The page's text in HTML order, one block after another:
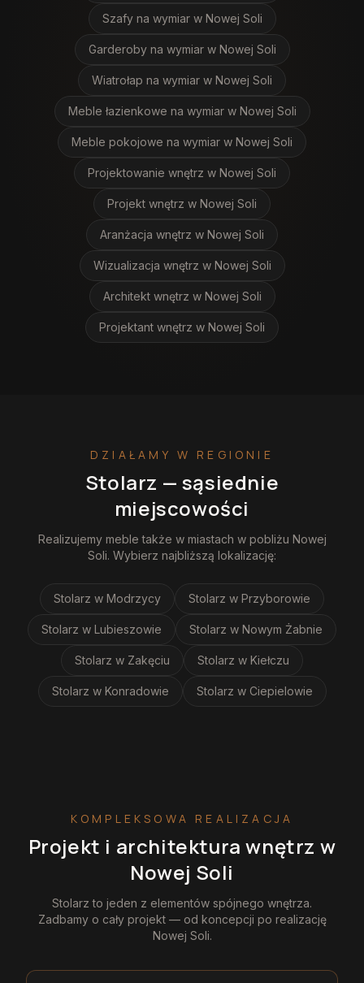
Szafy na wymiar w Nowej Soli
Garderoby na wymiar w Nowej Soli
Wiatrołap na wymiar w Nowej Soli
Meble łazienkowe na wymiar w Nowej Soli
Meble pokojowe na wymiar w Nowej Soli
Projektowanie wnętrz w Nowej Soli
Projekt wnętrz w Nowej Soli
Aranżacja wnętrz w Nowej Soli
Wizualizacja wnętrz w Nowej Soli
Architekt wnętrz w Nowej Soli
Projektant wnętrz w Nowej Soli
DZIAŁAMY W REGIONIE
Stolarz — sąsiednie
miejscowości
Realizujemy meble także w miastach w pobliżu Nowej
Soli. Wybierz najbliższą lokalizację:
Stolarz w Modrzycy Stolarz w Przyborowie
Stolarz w Lubieszowie Stolarz w Nowym Żabnie
Stolarz w Zakęciu Stolarz w Kiełczu
Stolarz w Konradowie Stolarz w Ciepielowie
KOMPLEKSOWA REALIZACJA
Projekt i architektura wnętrz w
Nowej Soli
Stolarz to jeden z elementów spójnego wnętrza.
Zadbamy o cały projekt — od koncepcji po realizację
Nowej Soli.